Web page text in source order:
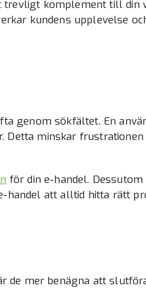
komplement till din
kundens upplevelse
genom sökfältet. En
Detta minskar
för din e-handel.
handel att alltid hitta rätt
de mer benägna att